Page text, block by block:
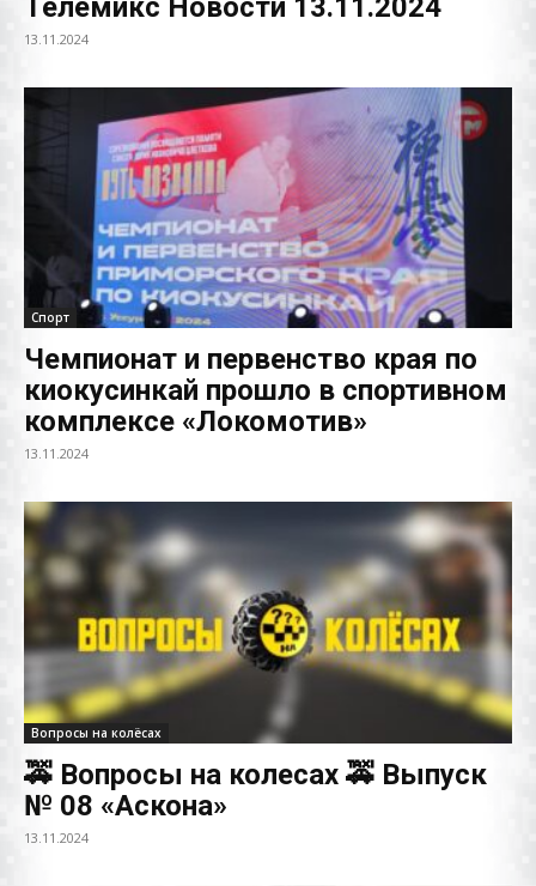
Телемикс Новости 13.11.2024
13.11.2024
Спорт
Чемпионат и первенство края по
киокусинкай прошло в спортивном
комплексе «Локомотив»
13.11.2024
Вопросы на колёсах
🚕 Вопросы на колесах 🚕 Выпуск
№ 08 «Аскона»
13.11.2024